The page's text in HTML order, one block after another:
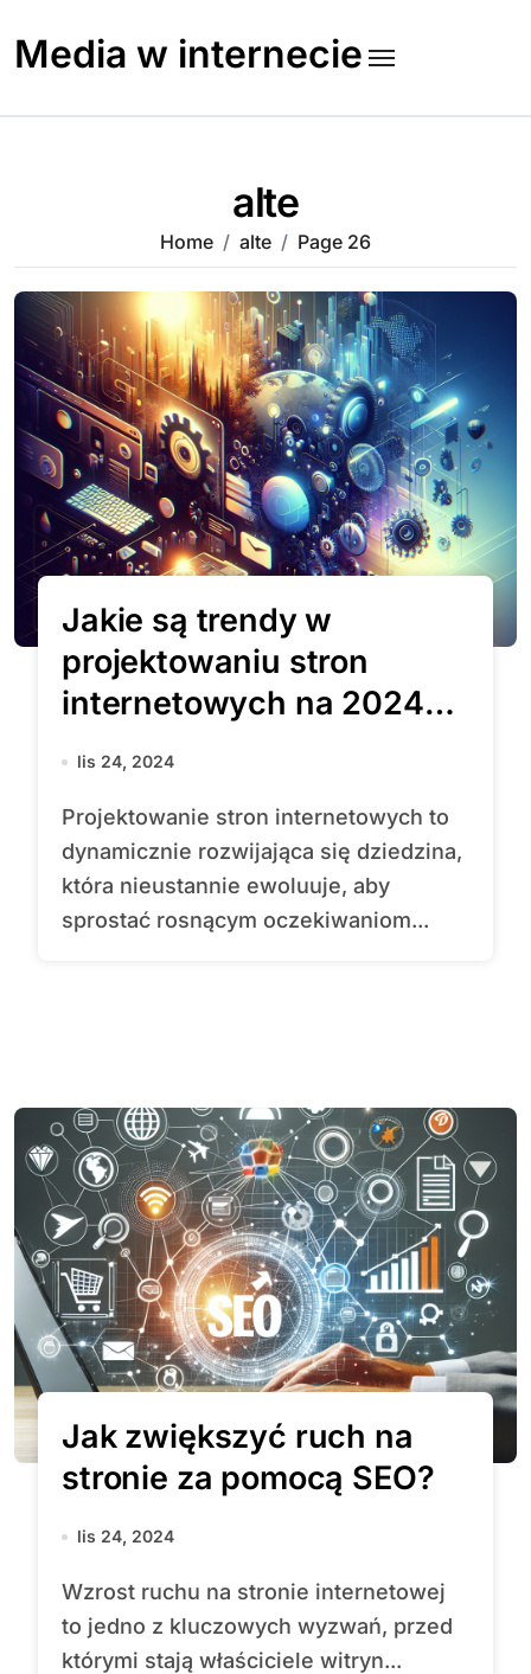
content
Media w internecie
alte
Home alte Page 26
Jakie są trendy w
projektowaniu stron
internetowych na 2024
rok?
lis 24, 2024
Projektowanie stron internetowych to
dynamicznie rozwijająca się dziedzina,
która nieustannie ewoluuje, aby
sprostać rosnącym oczekiwaniom...
Jak zwiększyć ruch na
stronie za pomocą SEO?
lis 24, 2024
Wzrost ruchu na stronie internetowej
to jedno z kluczowych wyzwań, przed
którymi stają właściciele witryn...